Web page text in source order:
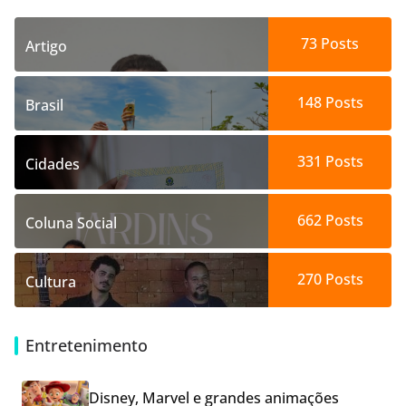
Artigo 73 Posts
Brasil 148Posts
Cidades 331 Posts
Coluna Social 662Posts
Cultura 270Posts
Entretenimento
Disney, Marvel e grandes animações